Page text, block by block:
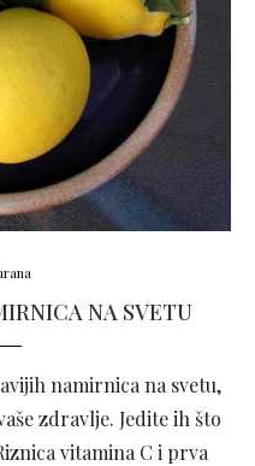
NA SVETU
namirnica na svetu,
zdravlje. Jedite ih što
vitamina C i prva